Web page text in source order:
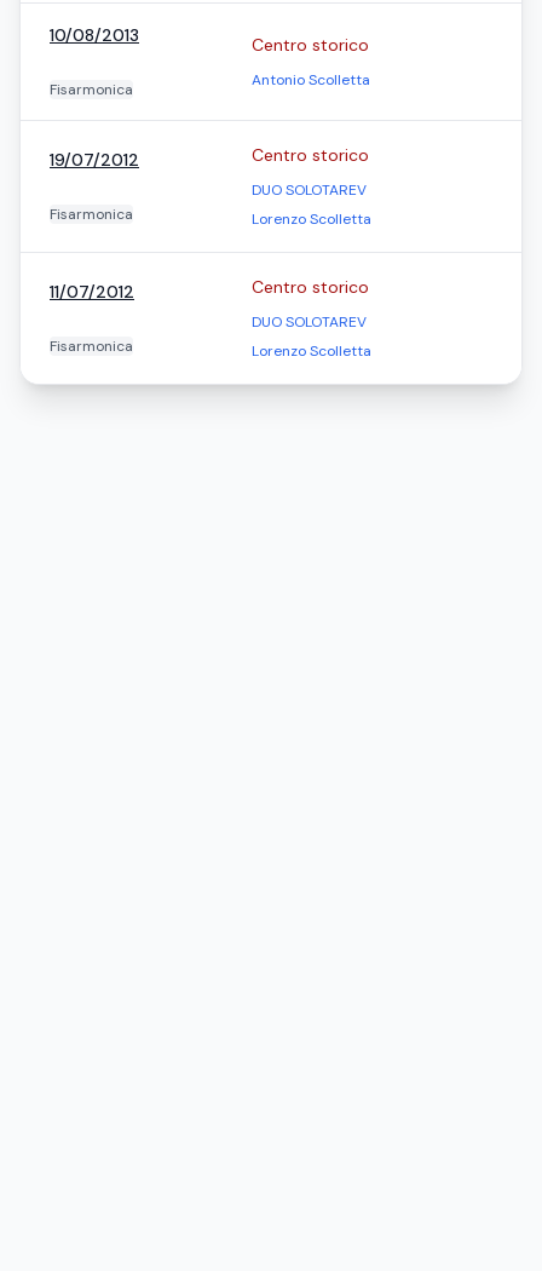
10/08/2013
Fisarmonica
Centro storico
Antonio Scolletta
19/07/2012
Fisarmonica
Centro storico
DUO SOLOTAREV
Lorenzo Scolletta
11/07/2012
Fisarmonica
Centro storico
DUO SOLOTAREV
Lorenzo Scolletta